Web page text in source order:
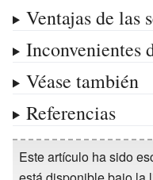
Ventajas de las
Inconvenientes
Véase también
Referencias
Este artículo ha sido